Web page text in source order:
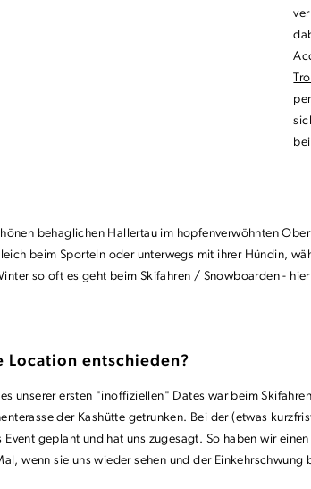
behaglichen Hallertau im hopfenverwöhnten
beim Sporteln oder unterwegs mit ihrer Hündin,
so oft es geht beim Skifahren / Snowboarden -
Location entschieden?
unserer ersten "inoffiziellen" Dates war beim
der Kashütte getrunken. Bei der (etwas
geplant und hat uns zugesagt. So haben wir
wenn sie uns wieder sehen und der Einkehrschwung